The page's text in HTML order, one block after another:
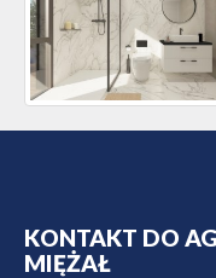
KONTAKT DO
MIĘŻAŁ